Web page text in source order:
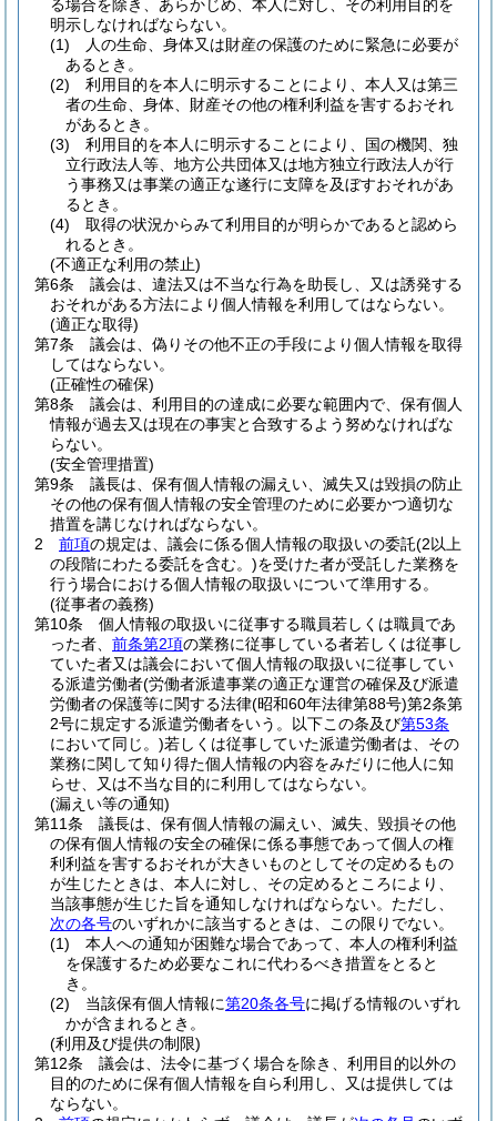
る場合を除き、あらかじめ、本人に対し、その利用目的を
明示しなければならない。
(1)
人の生命、身体又は財産の保護のために緊急に必要が
あるとき。
(2)
利用目的を本人に明示することにより、本人又は第三
者の生命、身体、財産その他の権利利益を害するおそれ
があるとき。
(3)
利用目的を本人に明示することにより、国の機関、独
立行政法人等、地方公共団体又は地方独立行政法人が行
う事務又は事業の適正な遂行に支障を及ぼすおそれがあ
るとき。
(4)
取得の状況からみて利用目的が明らかであると認めら
れるとき。
(不適正な利用の禁止)
第6条
議会は、違法又は不当な行為を助長し、又は誘発する
おそれがある方法により個人情報を利用してはならない。
(適正な取得)
第7条
議会は、偽りその他不正の手段により個人情報を取得
してはならない。
(正確性の確保)
第8条
議会は、利用目的の達成に必要な範囲内で、保有個人
情報が過去又は現在の事実と合致するよう努めなければな
らない。
(安全管理措置)
第9条
議長は、保有個人情報の漏えい、滅失又は毀損の防止
その他の保有個人情報の安全管理のために必要かつ適切な
措置を講じなければならない。
2
前項の規定は、議会に係る個人情報の取扱いの委託(2以上
の段階にわたる委託を含む。)を受けた者が受託した業務を
行う場合における個人情報の取扱いについて準用する。
(従事者の義務)
第10条
個人情報の取扱いに従事する職員若しくは職員であ
った者、 前条第2項の業務に従事している者若しくは従事し
ていた者又は議会において個人情報の取扱いに従事してい
る派遣労働者(労働者派遣事業の適正な運営の確保及び派遣
労働者の保護等に関する法律(昭和60年法律第88号)第2条第
2号に規定する派遣労働者をいう。以下この条及び第53条
において同じ。)若しくは従事していた派遣労働者は、その
業務に関して知り得た個人情報の内容をみだりに他人に知
らせ、又は不当な目的に利用してはならない。
(漏えい等の通知)
第11条
議長は、保有個人情報の漏えい、滅失、毀損その他
の保有個人情報の安全の確保に係る事態であって個人の権
利利益を害するおそれが大きいものとしてその定めるもの
が生じたときは、本人に対し、その定めるところにより、
当該事態が生じた旨を通知しなければならない。 ただし、
次の各号のいずれかに該当するときは、この限りでない。
(1)
本人への通知が困難な場合であって、本人の権利利益
を保護するため必要なこれに代わるべき措置をとると
き。
(2)
当該保有個人情報に第20条各号に掲げる情報のいずれ
かが含まれるとき。
(利用及び提供の制限)
第12条
議会は、法令に基づく場合を除き、利用目的以外の
目的のために保有個人情報を自ら利用し、又は提供しては
ならない。